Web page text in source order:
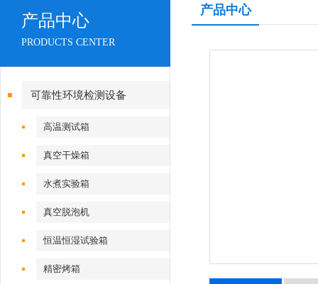
产品中心
PRODUCTS CENTER
可靠性环境检测设备
高温测试箱
真空干燥箱
水煮实验箱
真空脱泡机
恒温恒湿试验箱
精密烤箱
产品中心